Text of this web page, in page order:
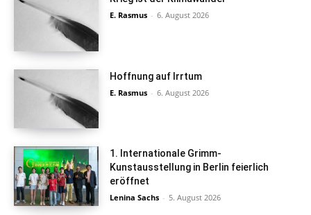
E. Rasmus - 6. August 2026
Hoffnung auf Irrtum
E. Rasmus - 6. August 2026
1. Internationale Grimm-
Kunstausstellung in Berlin feierlich
eröffnet
Lenina Sachs - 5. August 2026